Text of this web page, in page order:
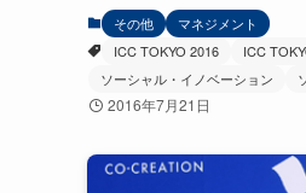
その他
マネジメント
ICC TOKYO 2016
ICC
ソーシャル・イノベーション
2016年7月21日